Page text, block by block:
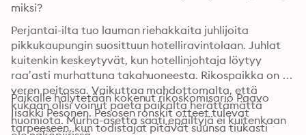
miksi?
Perjantai-ilta tuo lauman riehakkaita juhlijoita
pikkukaupungin suosittuun hotelliravintolaan. Juhlat
kuitenkin keskeytyvät, kun hotellinjohtaja löytyy
raa’asti murhattuna takahuoneesta. Rikospaikka on
veren peitossa. Vaikuttaa mahdottomalta, että
kukaan olisi voinut paeta paikalta herättämättä
huomiota. Murha-asetta saati epäiltyjä ei kuitenkaan
Paikalle hälytetään kokenut rikoskomisario Paavo
Iisakki Pesonen. Pesosen ronskit otteet tulevat
tarpeeseen, kun todistajat pitävät suunsa tiukasti